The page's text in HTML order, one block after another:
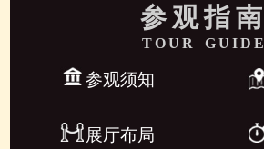
参观指南
TOUR GUIDE
参观须知
展厅布局